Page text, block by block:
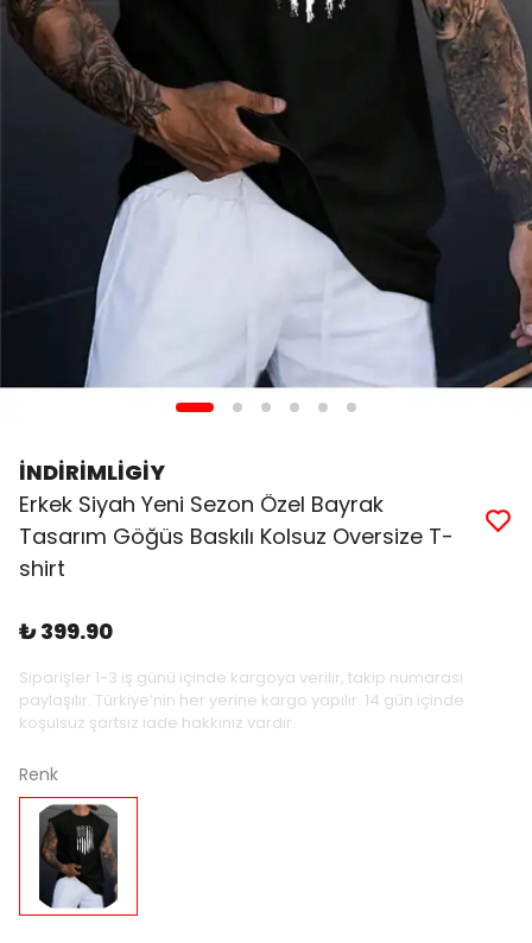
İNDİRİMLİGİY
Erkek Siyah Yeni Sezon Özel Bayrak
Tasarım Göğüs Baskılı Kolsuz Oversize T-
shirt
₺ 399.90
Siparişler 1-3 iş günü içinde kargoya verilir, takip numarası
paylaşılır. Türkiye’nin her yerine kargo yapılır. 14 gün içinde
koşulsuz şartsız iade hakkınız vardır.
Renk